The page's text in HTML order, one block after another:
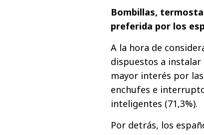
Bombillas,
preferida por los
A la hora de
dispuestos a instalar
mayor interés por
enchufes e
inteligentes (71,3%).
Por detrás, los